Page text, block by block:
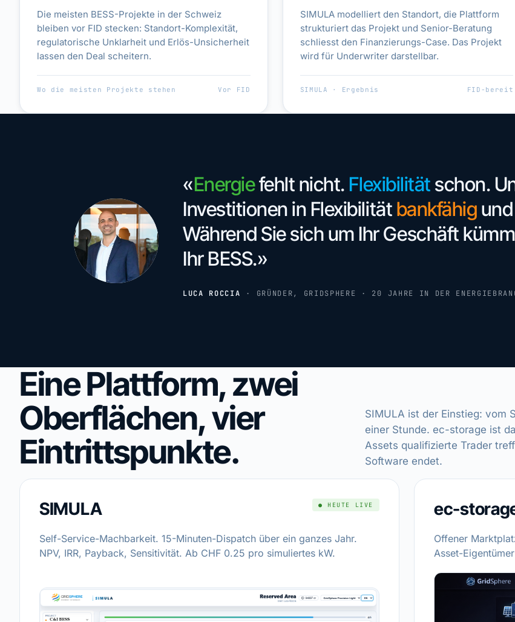
Die meisten BESS-Projekte in der Schweiz
bleiben vor FID stecken: Standort-Komplexität,
regulatorische Unklarheit und Erlös-Unsicherheit
lassen den Deal scheitern.
Wo die meisten Projekte stehen Vor FID
SIMULA modelliert den Standort, die Plattform
strukturiert das Projekt und Senior-Beratung
schliesst den Finanzierungs-Case. Das Projekt
wird für Underwriter darstellbar.
SIMULA · Ergebnis FID-bereit
«Energiefehlt nicht. Flexibilität schon.
Investitionen in Flexibilität bankfähig und
Während Sie sich um Ihr Geschäft
Ihr BESS.»
LUCA ROCCIA · GRÜNDER, GRIDSPHERE · 20 JAHRE IN DER
Eine Plattform, zwei
Oberflächen, vier
Eintrittspunkte.
SIMULA ist der Einstieg: vom
einer Stunde. ec-storage ist
Assets qualifizierte Trader
Software endet.
SIMULA ● HEUTE LIVE
Self-Service-Machbarkeit. 15-Minuten-Dispatch über ein ganzes Jahr.
NPV, IRR, Payback, Sensitivität. Ab CHF 0.25 pro simuliertes kW.
ec-
Offener
Asset-